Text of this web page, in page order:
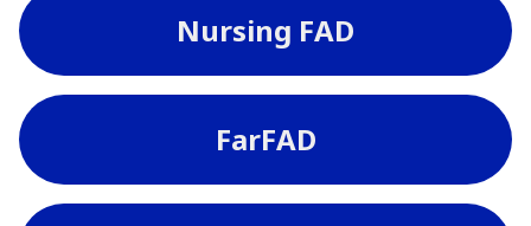
Nursing FAD
FarFAD